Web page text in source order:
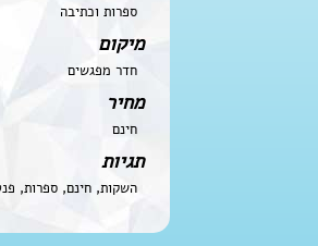
ספרות וכתיבה
מיקום
חדר מפגשים
מחיר
חינם
תגיות
השקות, חינם, ספרות,